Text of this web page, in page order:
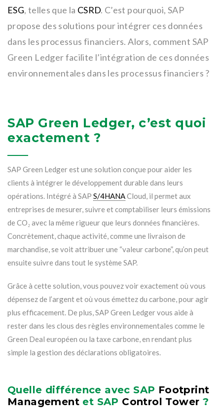
ESG, telles que la CSRD. C’est pourquoi, SAP
propose des solutions pour intégrer ces données
dans les processus financiers. Alors, comment SAP
Green Ledger facilite l’intégration de ces données
environnementales dans les processus financiers ?
SAP Green Ledger, c’est quoi
exactement ?
SAP Green Ledger est une solution conçue pour aider les
clients à intégrer le développement durable dans leurs
opérations. Intégré à SAP S/4HANACloud, il permet aux
entreprises de mesurer, suivre et comptabiliser leurs émissions
de CO₂ avec la même rigueur que leurs données financières.
Concrètement, chaque activité, comme une livraison de
marchandise, se voit attribuer une “valeur carbone”, qu’on peut
ensuite suivre dans tout le système SAP.
Grâce à cette solution, vous pouvez voir exactement où vous
dépensez de l’argent et où vous émettez du carbone, pour agir
plus efficacement. De plus, SAP Green Ledger vous aide à
rester dans les clous des règles environnementales comme le
Green Deal européen ou la taxe carbone, en rendant plus
simple la gestion des déclarations obligatoires.
Quelle différence avec SAP Footprint
Management et SAP Control Tower ?